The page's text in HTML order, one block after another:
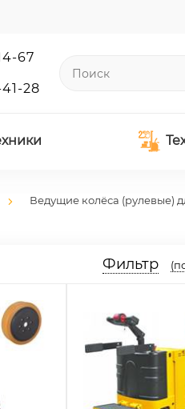
67
28
Ведущие колёса (рулевые)
Фильтр